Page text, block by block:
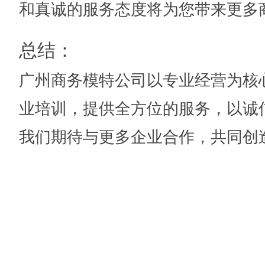
和真诚的服务态度将为您带来更多
总结：
广州商务模特公司以专业经营为
业培训，提供全方位的服务，以
我们期待与更多企业合作，共同创